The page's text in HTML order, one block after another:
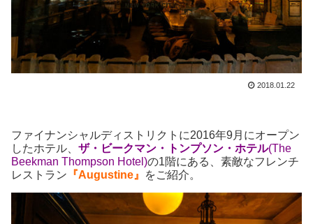
2018.01.22
ファイナンシャルディストリクトに2016年9月にオープン
したホテル、 ザ・ビークマン・トンプソン・ホテル(The
Beekman Thompson Hotel)の1階にある、素敵なフレンチ
レストラン 『Augustine』 をご紹介。